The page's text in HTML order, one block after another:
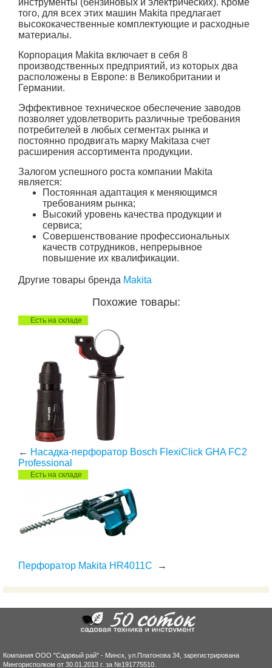
инструменты (бензиновых и электрических). Кроме
того, для всех этих машин Makita предлагает
высококачественные комплектующие и расходные
материалы.
Корпорация Makita включает в себя 8
производственных предприятий, из которых два
расположены в Европе: в Великобритании и
Германии.
Эффективное техническое обеспечение заводов
позволяет удовлетворить различные требования
потребителей в любых сегментах рынка и
постоянно продвигать марку Makitaза счет
расширения ассортимента продукции.
Залогом успешного роста компании Makita
является:
Постоянная адаптация к меняющимся
требованиям рынка;
Высокий уровень качества продукции и
сервиса;
Совершенствование профессиональных
качеств сотрудников, непрерывное
повышение их квалификации.
Другие товары бренда Makita
Похожие товары:
Есть на складе
← Насадка-перфоратор Bosch FlexiClick GHA FC2
Professional
Есть на складе
Перфоратор Makita HR4011C →
Компания ООО "Садовый рай" - Минск, ул.Платонова 34, зарегистрирована
Мингорисполком от 30.01.2013 г. за №191775510.